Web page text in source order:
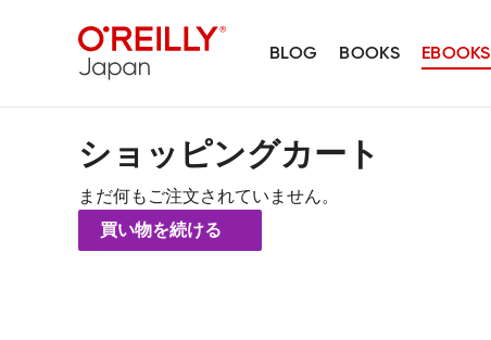
BLOG BOOKS EBOOKS
ショッピングカート
まだ何もご注文されていません。
買い物を続ける